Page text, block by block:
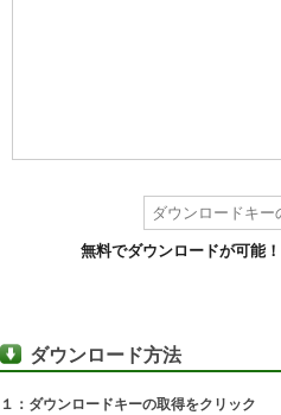
無料でダウンロードが可能！
ダウンロード方法
１：ダウンロードキーの取得をクリック